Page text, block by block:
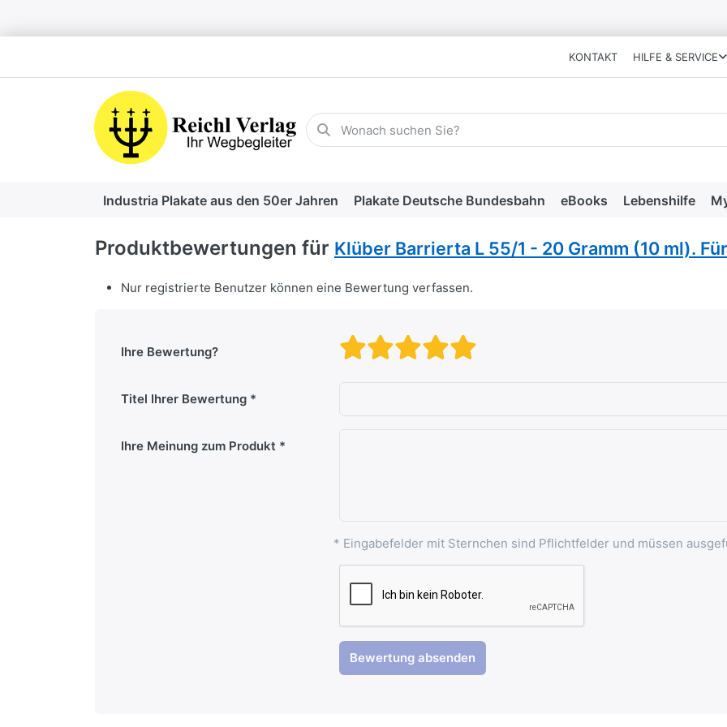
KONTAKT HILFE & SERVICE
Geben Sie einen Suchbegriff ein. Während Sie tippen, erscheinen
Industria Plakate aus den 50er Jahren Plakate Deutsche Bundesbahn eBooks Lebenshilfe
Produktbewertungen für Klüber Barrierta L 55/1 - 20 Gramm (10 ml).
Nur registrierte Benutzer können eine Bewertung verfassen.
Ihre Bewertung? Bewertung: 4 von 5
Bewertung: 3 von 5
Bewertung: 2 von 5 Sternen.
Bewertung: 1 von 5 Sternen.
Titel Ihrer Bewertung
Ihre Meinung zum Produkt
* Eingabefelder mit Sternchen sind Pflichtfelder und müssen
Bewertung absenden